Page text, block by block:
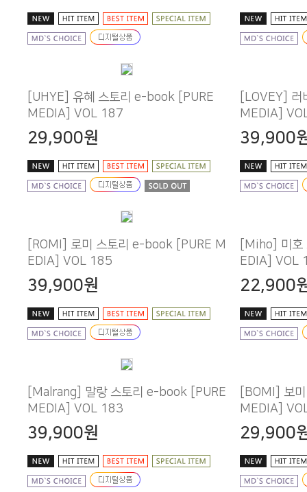
MEDIA] VOL 187
29,900원
MEDIA]
39,900
EDIA] VOL 185
39,900원
EDIA] VOL
22,900
MEDIA] VOL 183
39,900원
MEDIA]
29,900